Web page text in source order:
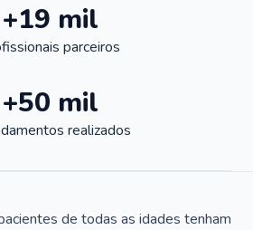
+19 mil
parceiros
+50 mil
realizados
de todas as idades tenham